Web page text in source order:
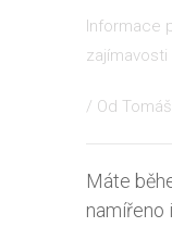
Informace
zajímavosti
/ Od
Máte
namířeno